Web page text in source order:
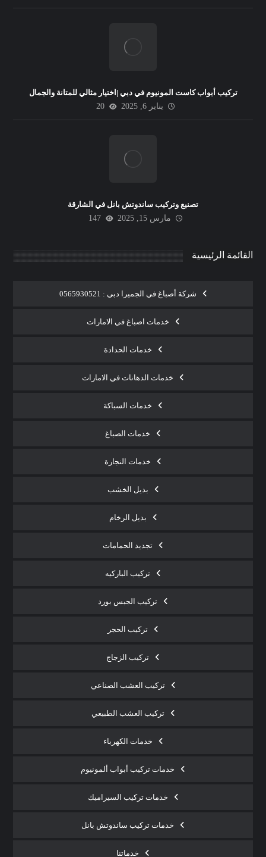
تركيب أبواب كاست المونيوم في دبي |اختيار مثالي للمتانة والجمال
يناير 6, 2025
20
تصنيع وتركيب ساندوتش بانل في الشارقة
مارس 15, 2025
147
القائمة الرئيسية
شركة أصباغ في الجميرا دبي : 0565930521
خدمات اصباغ في الامارات
خدمات الحدادة
خدمات الدهانات في الامارات
خدمات السباكة
خدمات الصباغ
خدمات النجارة
بديل الخشب
بديل الرخام
تجديد الحمامات
تركيب الباركيه
تركيب الجبس بورد
تركيب الحجر
تركيب الزجاج
تركيب العشب الصناعي
تركيب العشب الطبيعي
خدمات الكهرباء
خدمات تركيب أبواب ألمونيوم
خدمات تركيب السيراميك
خدمات تركيب ساندوتش بانل
خدماتنا